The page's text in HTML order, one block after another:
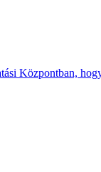
Központban,